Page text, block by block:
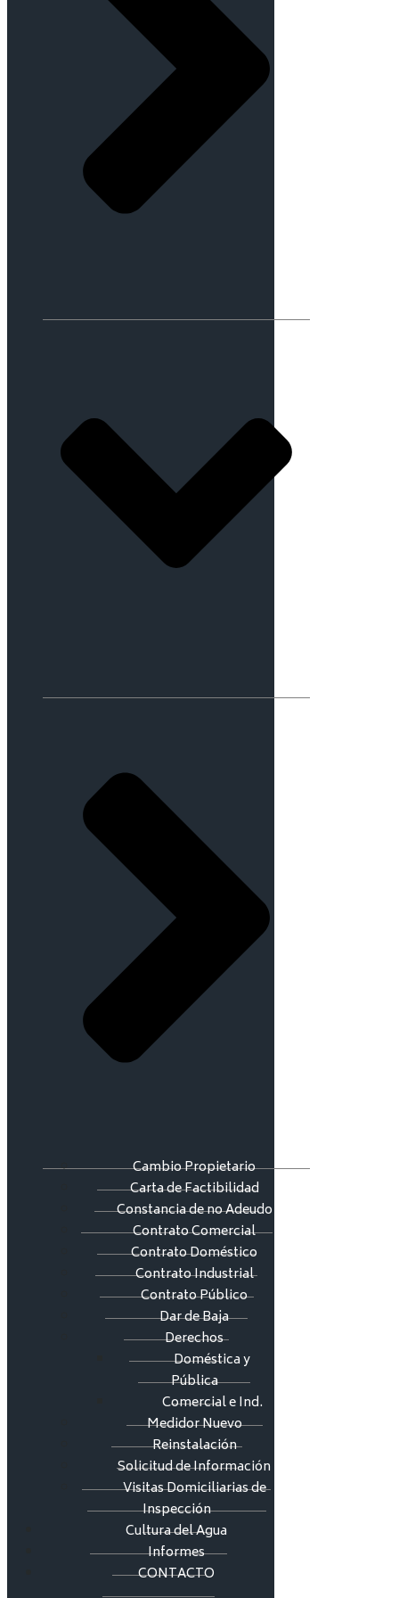
Cambio Propietario
Carta de Factibilidad
Constancia de no Adeudo
Contrato Comercial
Contrato Doméstico
Contrato Industrial
Contrato Público
Dar de Baja
Derechos
Doméstica y
Pública
Comercial e Ind.
Medidor Nuevo
Reinstalación
Solicitud de Información
Visitas Domiciliarias de
Inspección
Cultura del Agua
Informes
CONTACTO